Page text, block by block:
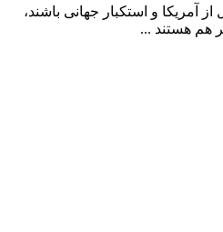
آمریکا و استکبار جهانی باشند،
هم هستند ...